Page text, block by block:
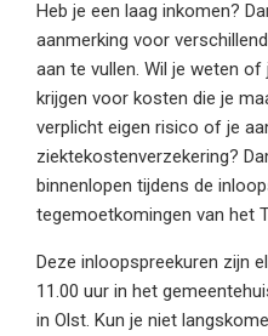
Heb je een laag inkomen?
aanmerking voor
aan te vullen. Wil je weten
krijgen voor kosten die je
verplicht eigen risico of je
ziektekostenverzekering?
binnenlopen tijdens de
tegemoetkomingen van het
Deze inloopspreekuren zijn
11.00 uur in het
in Olst. Kun je niet